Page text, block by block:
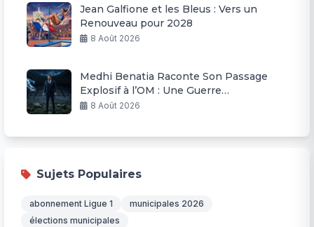
Jean Galfione et les Bleus : Vers un
Renouveau pour 2028
8 Août 2026
Medhi Benatia Raconte Son Passage
Explosif à l’OM : Une Guerre
Permanente
8 Août 2026
Sujets Populaires
abonnement Ligue 1
municipales 2026
élections municipales